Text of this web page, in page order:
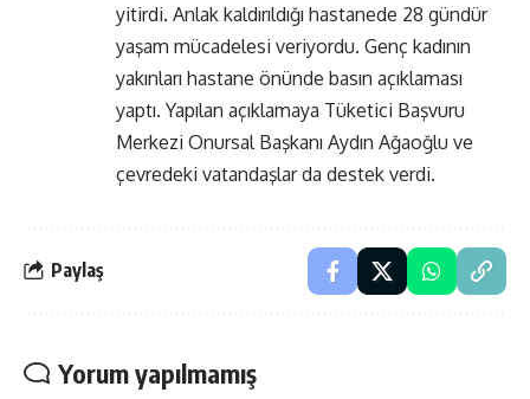
yitirdi. Anlak kaldırıldığı hastanede 28 gündür
yaşam mücadelesi veriyordu. Genç kadının
yakınları hastane önünde basın açıklaması
yaptı. Yapılan açıklamaya Tüketici Başvuru
Merkezi Onursal Başkanı Aydın Ağaoğlu ve
çevredeki vatandaşlar da destek verdi.
Paylaş
Yorum yapılmamış